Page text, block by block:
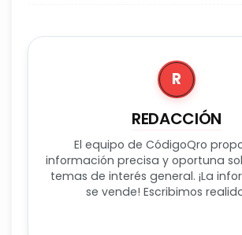
R
REDACCIÓN
El equipo de CódigoQro
información precisa y oportuna
temas de interés general. ¡La
se vende! Escribimos